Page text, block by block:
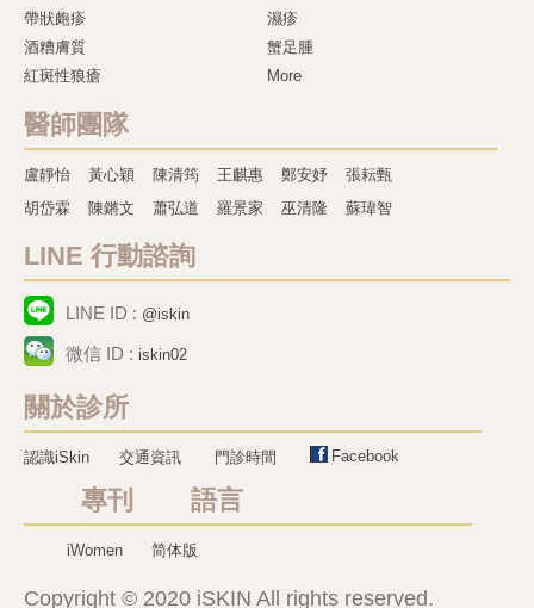
帶狀皰疹
濕疹
酒糟膚質
蟹足腫
紅斑性狼瘡
More
醫師團隊
盧靜怡 黃心穎 陳清筠 王麒惠 鄭安妤
張耘甄
胡岱霖
陳鏘文 蕭弘道 羅景家 巫清隆 蘇瑋智
LINE 行動諮詢
LINE ID : @iskin
微信 ID : iskin02
關於診所
認識iSkin 交通資訊 門診時間 Facebook
專刊 語言
iWomen 简体版
Copyright © 2020 iSKIN All rights reserved.